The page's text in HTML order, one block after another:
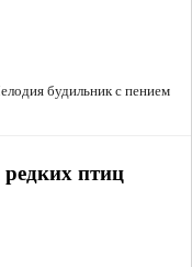
будильник с пением
птиц